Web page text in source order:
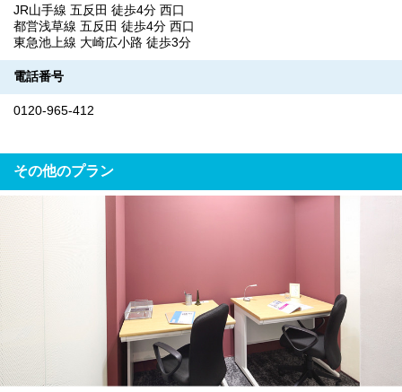
JR山手線 五反田 徒歩4分 西口
都営浅草線 五反田 徒歩4分 西口
東急池上線 大崎広小路 徒歩3分
電話番号
0120-965-412
その他のプラン